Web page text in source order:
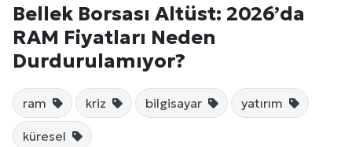
Bellek Borsası Altüst: 2026’da
RAM Fiyatları Neden
Durdurulamıyor?
ram kriz bilgisayar yatırım
küresel